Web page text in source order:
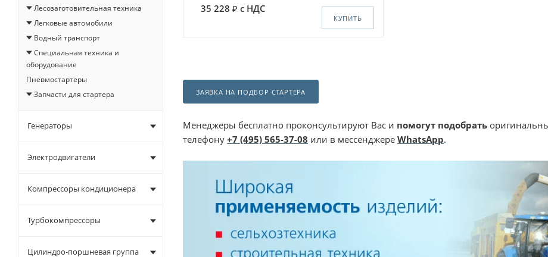
35 228 с НДС
КУПИТЬ
ЗАЯВКА НА ПОДБОР СТАРТЕРА
Менеджеры бесплатно проконсультируют Вас и помогут подобрать
телефону +7 (495) 565-37-08 или в мессенджере WhatsApp.
Лесозаготовительная техника
Легковые автомобили
Водный транспорт
Специальная техника и
оборудование
Пневмостартеры
Запчасти для стартера
Генераторы
Электродвигатели
Компрессоры кондиционера
Турбокомпрессоры
Цилиндро-поршневая группа